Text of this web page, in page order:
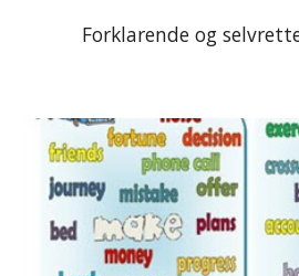
Forklarende og